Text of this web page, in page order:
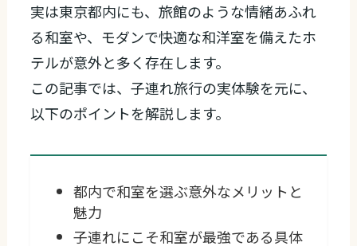
実は東京都内にも、旅館のような情緒あふれ
る和室や、モダンで快適な和洋室を備えたホ
テルが意外と多く存在します。
この記事では、子連れ旅行の実体験を元に、
以下のポイントを解説します。
都内で和室を選ぶ意外なメリットと
魅力
子連れにこそ和室が最強である具体